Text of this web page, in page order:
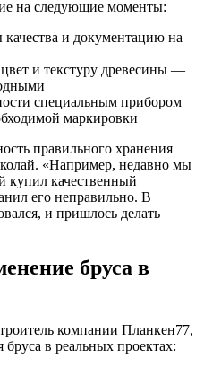
на следующие моменты:
и документацию на
и текстуру древесины —
специальным прибором
маркировки
правильного хранения
«Например, недавно мы
купил качественный
его неправильно. В
и пришлось делать
бруса в
компании Планкен77,
в реальных проектах: